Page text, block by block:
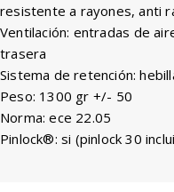
resistente a rayones, anti
Ventilación: entradas de
trasera
Sistema de retención:
Peso: 1300 gr +/- 50
Norma: ece 22.05
Pinlock®: si (pinlock 30